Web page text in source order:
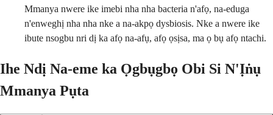
Mmanya nwere ike imebi nha nha bacteria n'afọ, na-eduga
n'enweghị nha nha nke a na-akpọ dysbiosis. Nke a nwere ike
ibute nsogbu nri dị ka afọ na-afụ, afọ ọsịsa, ma ọ bụ afọ ntachi.
Ihe Ndị Na-eme ka Ọgbụgbọ Obi Si N'Ịṅụ
Mmanya Pụta